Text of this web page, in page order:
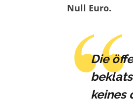
Null Euro.
Die
keines